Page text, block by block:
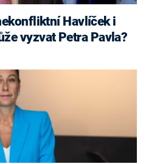
vyzvat Petra Pavla?